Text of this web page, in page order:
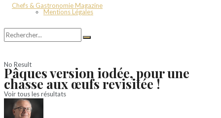
Mentions Légales
No Result
Voir tous les résultats
Pâques version iodée, pour une
chasse aux œufs revisitée !